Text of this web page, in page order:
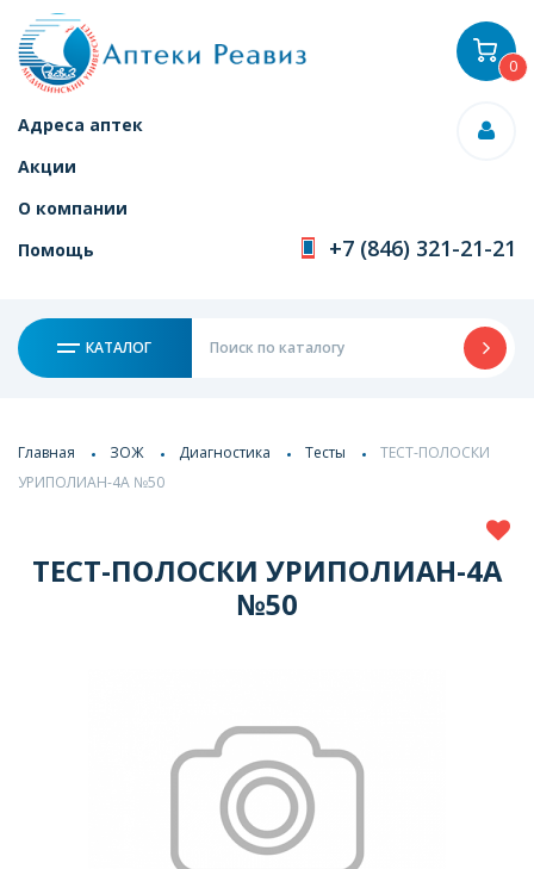
Адреса аптек
Акции
О компании
Помощь
+7 (846) 321-21-21
КАТАЛОГ
0
Главная ЗОЖ Диагностика Тесты
ТЕСТ-ПОЛОСКИ
УРИПОЛИАН-4А №50
ТЕСТ-ПОЛОСКИ УРИПОЛИАН-4А
№50